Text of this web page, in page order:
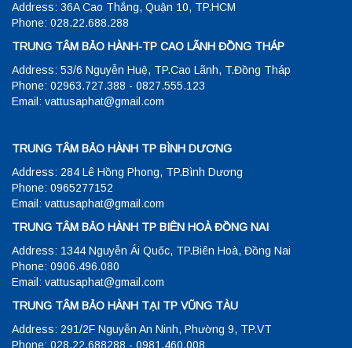
Address: 36A Cao Thắng, Quận 10, TP.HCM
Phone: 028.22.688.288
TRUNG TÂM BẢO HÀNH-TP CAO LÃNH ĐỒNG THÁP
Address: 53/6 Nguyễn Huệ, TP.Cao Lãnh, T.Đồng Tháp
Phone: 02963.727.388 - 0827.555.123
Email: vattusaphat@gmail.com
TRUNG TÂM BẢO HÀNH TP BÌNH DƯƠNG
Address: 284 Lê Hồng Phong, TP.Bình Dương
Phone: 0965277152
Email: vattusaphat@gmail.com
TRUNG TÂM BẢO HÀNH TP BIÊN HOÀ ĐỒNG NAI
Address: 1344 Nguyễn Ái Quốc, TP.Biên Hoà, Đồng Nai
Phone: 0906.496.080
Email: vattusaphat@gmail.com
TRUNG TÂM BẢO HÀNH TẠI TP VŨNG TÀU
Address: 291/2F Nguyễn An Ninh, Phường 9, TP.VT
Phone: 028.22.688288 - 0981.460.008